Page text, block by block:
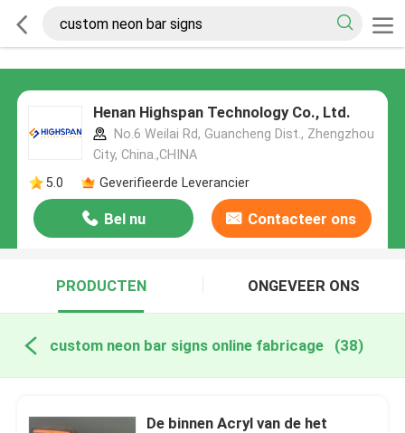
Henan Highspan Technology Co., Ltd.
No.6 Weilai Rd, Guancheng Dist., Zhengzhou
City, China.,CHINA
5.0
Geverifieerde Leverancier
Bel nu Contacteer ons
PRODUCTEN ONGEVEER ONS
custom neon bar signs online fabricage (38)
De binnen Acryl van de het